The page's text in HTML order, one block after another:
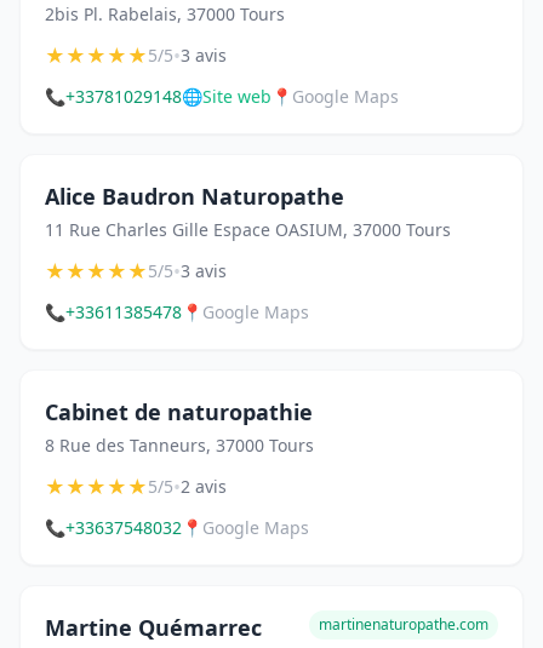
2bis Pl. Rabelais, 37000 Tours
★★★★★5/5•3 avis
📞+33781029148🌐Site web 📍 Google Maps
Alice Baudron Naturopathe
11 Rue Charles Gille Espace OASIUM, 37000 Tours
★★★★★5/5•3 avis
📞+33611385478 📍 Google Maps
Cabinet de naturopathie
8 Rue des Tanneurs, 37000 Tours
★★★★★5/5•2 avis
📞+33637548032 📍 Google Maps
Martine Quémarrec martinenaturopathe.com